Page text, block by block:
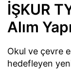
İŞKUR
Alım
Okul ve çevre
hedefleyen